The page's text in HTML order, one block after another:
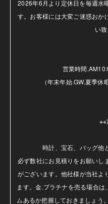
2026年6月より定休日を毎週水
す。お客様には大変ご迷惑おか
い致
営業時間
（年末年始.GW.夏季休
※※
時計、宝石、バッグ他
必ず数社にお見積りをお願いし
がございます。他社様が当社よ
ます。金.プラチナを売る場合
ムあるか把握しておきましょう